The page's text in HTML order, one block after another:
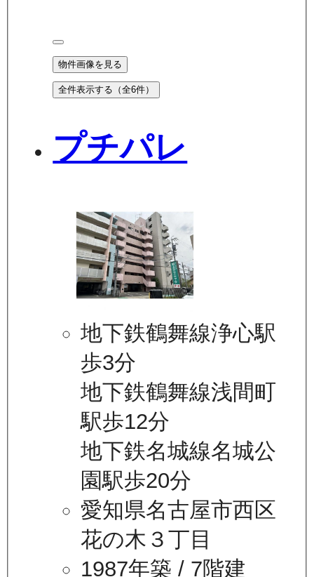
物件画像を見る
全件表示する（全6件）
プチパレ
地下鉄鶴舞線浄心駅
歩3分
地下鉄鶴舞線浅間町
駅歩12分
地下鉄名城線名城公
園駅歩20分
愛知県名古屋市西区
花の木３丁目
1987年築 / 7階建